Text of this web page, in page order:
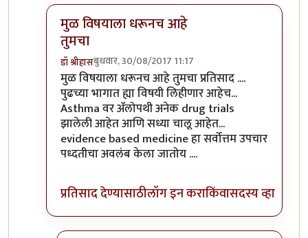
मुळ विषयाला धरूनच आहे
तुमचा
डॉ श्रीहासबुधवार, 30/08/2017 11:17
In reply toप्रत्येक वैद्यकशाखा काहीbyसुबोध खरे
मुळ विषयाला धरूनच आहे तुमचा प्रतिसाद ....
पुढच्या भागात ह्या विषयी लिहीणार आहेच...
Asthma वर ॲलोपथी अनेक drug trials
झालेली आहेत आणि सध्या चालू आहेत...
evidence based medicine हा सर्वोत्तम उपचार
पध्दतीचा अवलंब केला जातोय ....
प्रतिसाद देण्यासाठीलॉग इन कराकिंवासदस्य व्हा